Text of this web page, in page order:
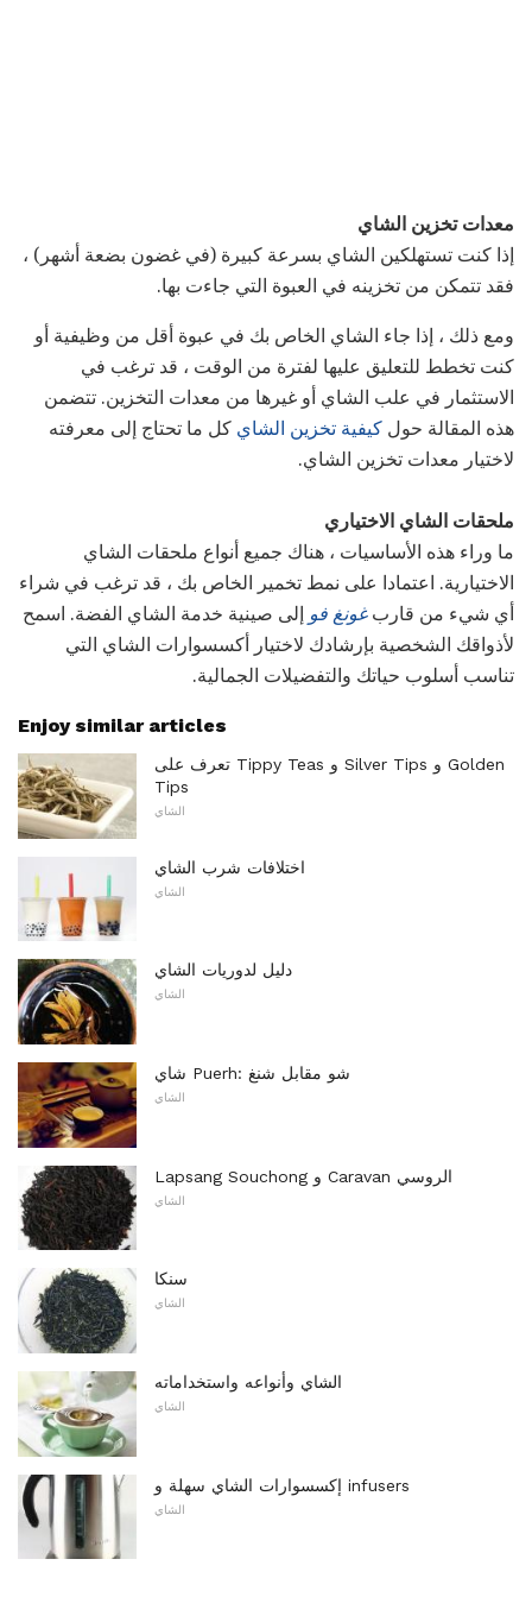
معدات تخزين الشاي
إذا كنت تستهلكين الشاي بسرعة كبيرة (في غضون بضعة أشهر) ،
فقد تتمكن من تخزينه في العبوة التي جاءت بها.
ومع ذلك ، إذا جاء الشاي الخاص بك في عبوة أقل من وظيفية أو
كنت تخطط للتعليق عليها لفترة من الوقت ، قد ترغب في
الاستثمار في علب الشاي أو غيرها من معدات التخزين. تتضمن
هذه المقالة حول كيفية تخزين الشاي كل ما تحتاج إلى معرفته
لاختيار معدات تخزين الشاي.
ملحقات الشاي الاختياري
ما وراء هذه الأساسيات ، هناك جميع أنواع ملحقات الشاي
الاختيارية. اعتمادا على نمط تخمير الخاص بك ، قد ترغب في شراء
أي شيء من قاربغونغ فو إلى صينية خدمة الشاي الفضة. اسمح
لأذواقك الشخصية بإرشادك لاختيار أكسسوارات الشاي التي
تناسب أسلوب حياتك والتفضيلات الجمالية.
Enjoy similar articles
تعرف على Tippy Teas و Silver Tips و Golden
Tips
الشاي
اختلافات شرب الشاي
الشاي
دليل لدوريات الشاي
الشاي
شاي Puerh: شو مقابل شنغ
الشاي
Lapsang Souchong و Caravan الروسي
الشاي
سنكا
الشاي
الشاي وأنواعه واستخداماته
الشاي
إكسسوارات الشاي سهلة و infusers
الشاي